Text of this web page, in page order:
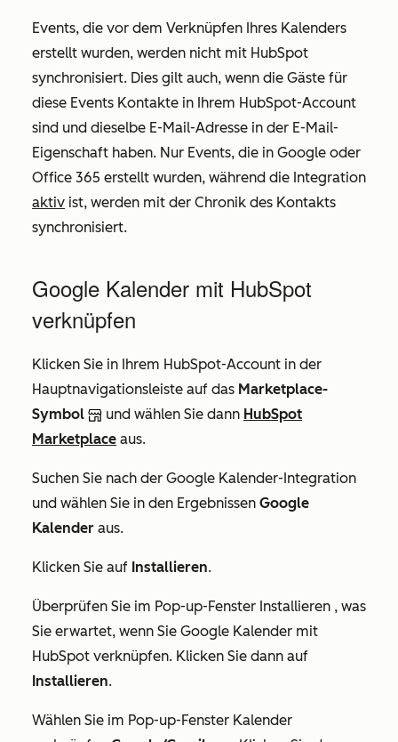
Events, die vor dem Verknüpfen Ihres Kalenders
erstellt wurden, werden nicht mit HubSpot
synchronisiert. Dies gilt auch, wenn die Gäste für
diese Events Kontakte in Ihrem HubSpot-Account
sind und dieselbe E-Mail-Adresse in der E-Mail-
Eigenschaft haben. Nur Events, die in Google oder
Office 365 erstellt wurden, während die Integration
aktiv ist, werden mit der Chronik des Kontakts
synchronisiert.
Google Kalender mit HubSpot
verknüpfen
Klicken Sie in Ihrem HubSpot-Account in der
Hauptnavigationsleiste auf das Marketplace-
Symbol
und wählen Sie dann HubSpot
Marketplace aus.
Suchen Sie nach der Google Kalender-Integration
und wählen Sie in den Ergebnissen Google
Kalender aus.
Klicken Sie auf Installieren.
Überprüfen Sie im Pop-up-Fenster Installieren , was
Sie erwartet, wenn Sie Google Kalender mit
HubSpot verknüpfen. Klicken Sie dann auf
Installieren.
Wählen Sie im Pop-up-Fenster Kalender